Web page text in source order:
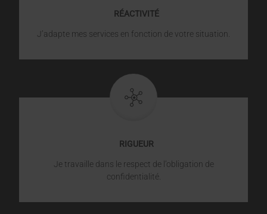
RÉACTIVITÉ
J’adapte mes services en fonction de votre situation.
RIGUEUR
Je travaille dans le respect de l’obligation de
confidentialité.